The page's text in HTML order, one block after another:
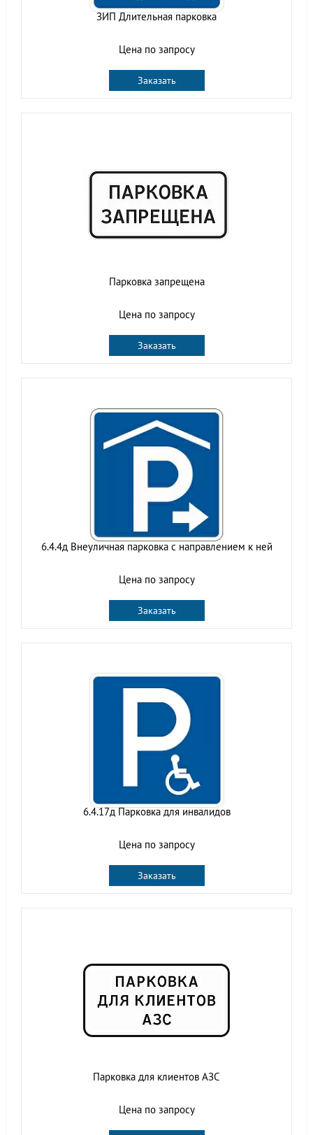
ЗИП Длительная парковка
Цена по запросу
Заказать
Парковка запрещена
Цена по запросу
Заказать
6.4.4д Внеуличная парковка с направлением к ней
Цена по запросу
Заказать
6.4.17д Парковка для инвалидов
Цена по запросу
Заказать
Парковка для клиентов АЗС
Цена по запросу